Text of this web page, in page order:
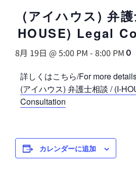
(アイハウス) 弁
HOUSE) Legal
8月 19日 @ 5:00 PM - 8:00 PM０
詳しくはこちら/For more
(アイハウス) 弁護士相談 / (I-
Consultation
カレンダーに追加